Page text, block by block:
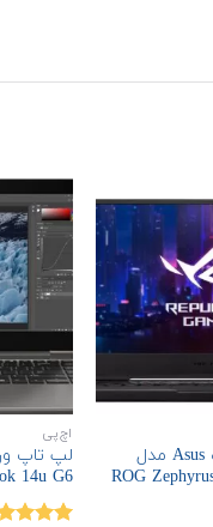
لپ تاپ گیمینگ Asus مدل
ROG
اچ‌پی
14u G6